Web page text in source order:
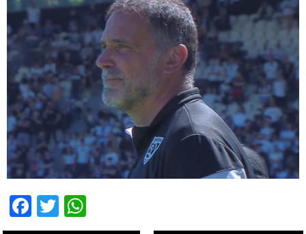
Fa
ce
T
wiha